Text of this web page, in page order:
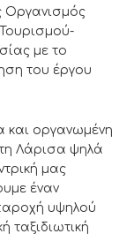
Οργανισμός
με το
του έργου
και οργανωμένη
Λάρισα ψηλά
μας
έναν
υψηλού
ταξιδιωτική